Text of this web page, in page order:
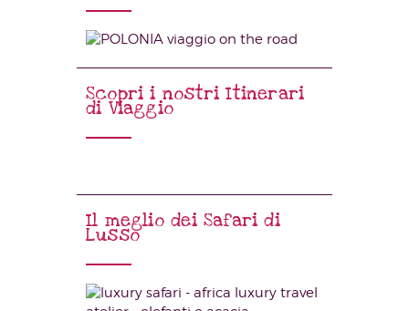
Scopri i nostri Itinerari
di Viaggio
Il meglio dei Safari di
Lusso